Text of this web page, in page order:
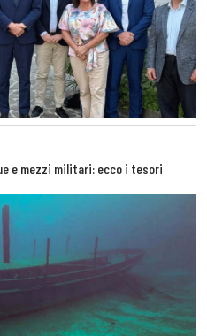
e mezzi militari: ecco i tesori